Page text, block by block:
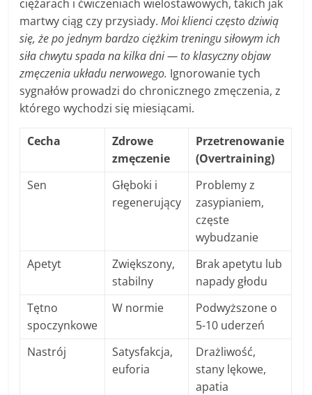
ciężarach i ćwiczeniach wielostawowych, takich jak
martwy ciąg czy przysiady.Moi klienci często dziwią
się, że po jednym bardzo ciężkim treningu siłowym ich
siła chwytu spada na kilka dni — to klasyczny objaw
zmęczenia układu nerwowego. Ignorowanie tych
sygnałów prowadzi do chronicznego zmęczenia, z
którego wychodzi się miesiącami.
Cecha
Zdrowe
zmęczenie
Przetrenowanie
(Overtraining)
Sen
Głęboki i
regenerujący
Problemy z
zasypianiem,
częste
wybudzanie
Apetyt
Zwiększony,
stabilny
Brak apetytu lub
napady głodu
Tętno
spoczynkowe
W normie
Podwyższone o
5-10 uderzeń
Nastrój
Satysfakcja,
euforia
Drażliwość,
stany lękowe,
apatia